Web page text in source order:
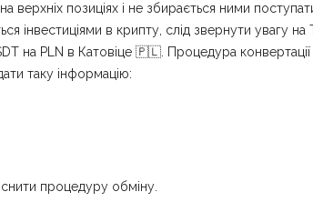
позиціях і не збирається ними
інвестиціями в крипту, слід звернути увагу на
на PLN в Катовіце 🇵🇱. Процедура
таку інформацію:
процедуру обміну.